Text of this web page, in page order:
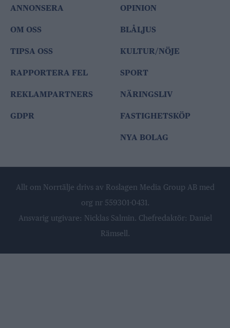
ANNONSERA
OM OSS
TIPSA OSS
RAPPORTERA FEL
REKLAMPARTNERS
GDPR
OPINION
BLÅLJUS
KULTUR/NÖJE
SPORT
NÄRINGSLIV
FASTIGHETSKÖP
NYA BOLAG
Allt om Norrtälje drivs av Roslagen Media Group AB med
org nr 559301-0431.
Ansvarig utgivare: Nicklas Salmin. Chefredaktör: Daniel
Rämsell.